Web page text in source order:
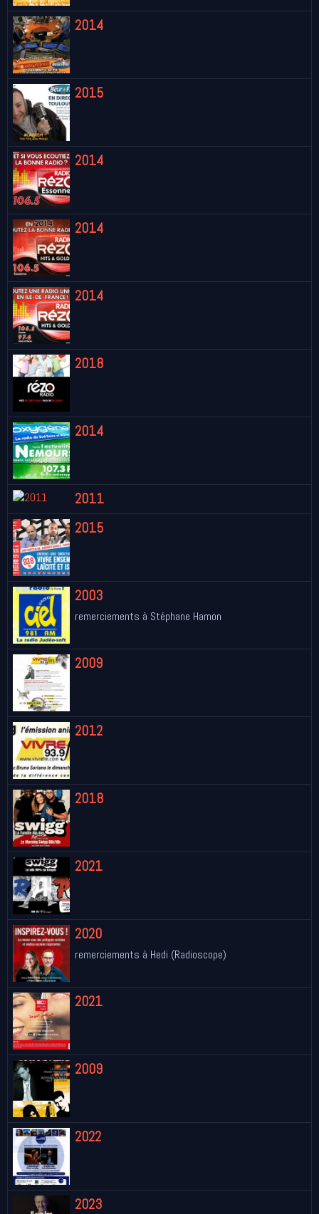
2014
2015
2014
2014
2014
2018
2014
2011
2015
2003
remerciements à Stéphane Hamon
2009
2012
2018
2021
2020
remerciements à Hedi (Radioscope)
2021
2009
2022
2023